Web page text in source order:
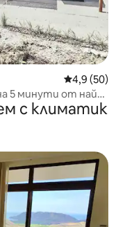
Средна
4,9 (50)
5 минути от най-
с климатик